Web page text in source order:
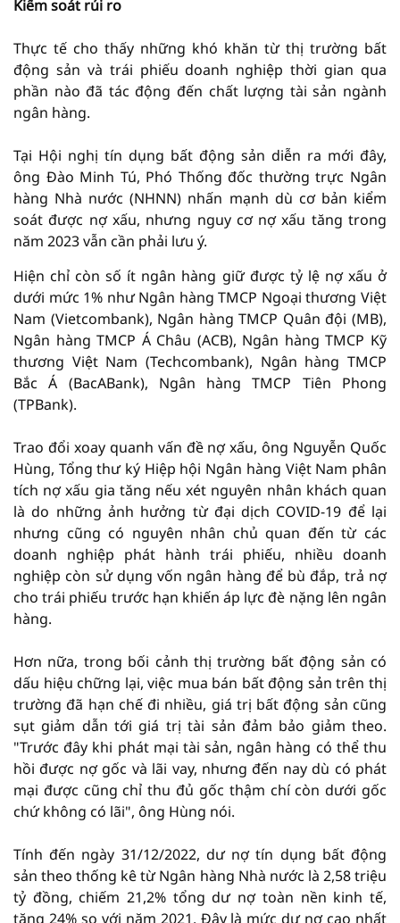
Kiểm soát rủi ro
Thực tế cho thấy những khó khăn từ thị trường bất
động sản và trái phiếu doanh nghiệp thời gian qua
phần nào đã tác động đến chất lượng tài sản ngành
ngân hàng.
Tại Hội nghị tín dụng bất động sản diễn ra mới đây,
ông Đào Minh Tú, Phó Thống đốc thường trực Ngân
hàng Nhà nước (NHNN) nhấn mạnh dù cơ bản kiểm
soát được nợ xấu, nhưng nguy cơ nợ xấu tăng trong
năm 2023 vẫn cần phải lưu ý.
Hiện chỉ còn số ít ngân hàng giữ được tỷ lệ nợ xấu ở
dưới mức 1% như Ngân hàng TMCP Ngoại thương Việt
Nam (Vietcombank), Ngân hàng TMCP Quân đội (MB),
Ngân hàng TMCP Á Châu (ACB), Ngân hàng TMCP Kỹ
thương Việt Nam (Techcombank), Ngân hàng TMCP
Bắc Á (BacABank), Ngân hàng TMCP Tiên Phong
(TPBank).
Trao đổi xoay quanh vấn đề nợ xấu, ông Nguyễn Quốc
Hùng, Tổng thư ký Hiệp hội Ngân hàng Việt Nam phân
tích nợ xấu gia tăng nếu xét nguyên nhân khách quan
là do những ảnh hưởng từ đại dịch COVID-19 để lại
nhưng cũng có nguyên nhân chủ quan đến từ các
doanh nghiệp phát hành trái phiếu, nhiều doanh
nghiệp còn sử dụng vốn ngân hàng để bù đắp, trả nợ
cho trái phiếu trước hạn khiến áp lực đè nặng lên ngân
hàng.
Hơn nữa, trong bối cảnh thị trường bất động sản có
dấu hiệu chững lại, việc mua bán bất động sản trên thị
trường đã hạn chế đi nhiều, giá trị bất động sản cũng
sụt giảm dẫn tới giá trị tài sản đảm bảo giảm theo.
"Trước đây khi phát mại tài sản, ngân hàng có thể thu
hồi được nợ gốc và lãi vay, nhưng đến nay dù có phát
mại được cũng chỉ thu đủ gốc thậm chí còn dưới gốc
chứ không có lãi", ông Hùng nói.
Tính đến ngày 31/12/2022, dư nợ tín dụng bất động
sản theo thống kê từ Ngân hàng Nhà nước là 2,58 triệu
tỷ đồng, chiếm 21,2% tổng dư nợ toàn nền kinh tế,
tăng 24% so với năm 2021. Đây là mức dư nợ cao nhất